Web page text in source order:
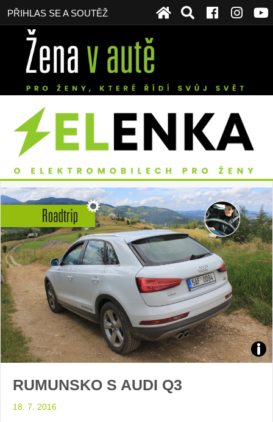
PŘIHLAS SE A SOUTĚŽ
RUMUNSKO S AUDI Q3
18. 7. 2016